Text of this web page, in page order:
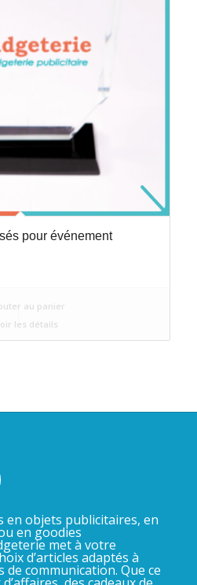
pour événement
au panier
les détails
en objets publicitaires, en
en goodies
met à votre
d’articles adaptés à
communication. Que ce